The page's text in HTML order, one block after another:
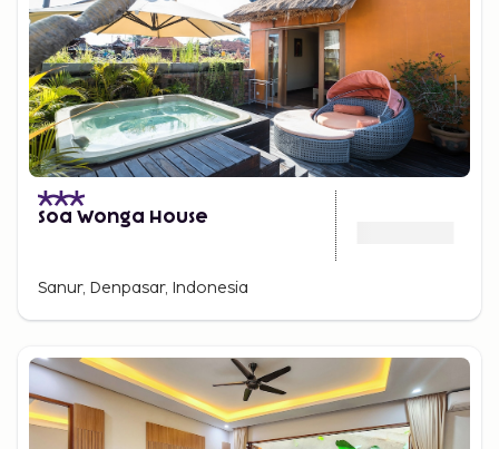
Soa Wonga House
Sanur, Denpasar, Indonesia